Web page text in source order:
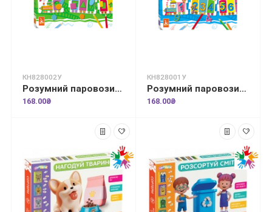
КН828002У
Розумний паровозик. 2+ Форми
168.00₴
КН828001У
Розумний паровозик. Цифри
168.00₴